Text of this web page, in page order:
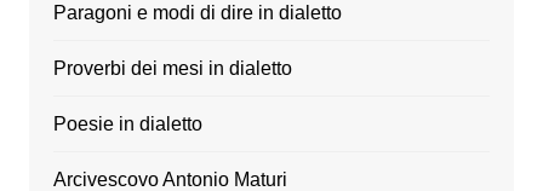
Paragoni e modi di dire in dialetto
Proverbi dei mesi in dialetto
Poesie in dialetto
Arcivescovo Antonio Maturi